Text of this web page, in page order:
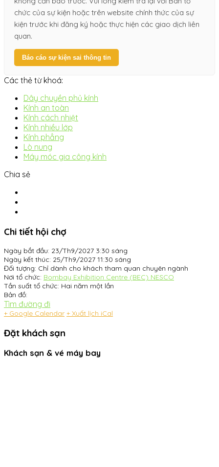
chức của sự kiện hoặc trên website chính thức của sự
kiện trước khi đăng ký hoặc thực hiện các giao dịch liên
quan.
Báo cáo sự kiện sai thông tin
Các thẻ từ khoá:
Dây chuyền phủ kính
Kính an toàn
Kính cách nhiệt
Kính nhiều lớp
Kính phẳng
Lò nung
Máy móc gia công kính
Chia sẻ
Chi tiết hội chợ
Ngày bắt đầu: 23/Th9/2027 3:30 sáng
Ngày kết thúc: 25/Th9/2027 11:30 sáng
Đối tượng: Chỉ dành cho khách tham quan chuyên ngành
Nơi tổ chức: Bombay Exhibition Centre (BEC) NESCO
Tần suất tổ chức: Hai năm một lần
Bản đồ:
Tìm đường đi
+ Google Calendar + Xuất lịch iCal
Đặt khách sạn
Khách sạn & vé máy bay